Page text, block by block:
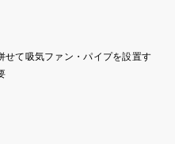
て吸気ファン・パイプを設置す